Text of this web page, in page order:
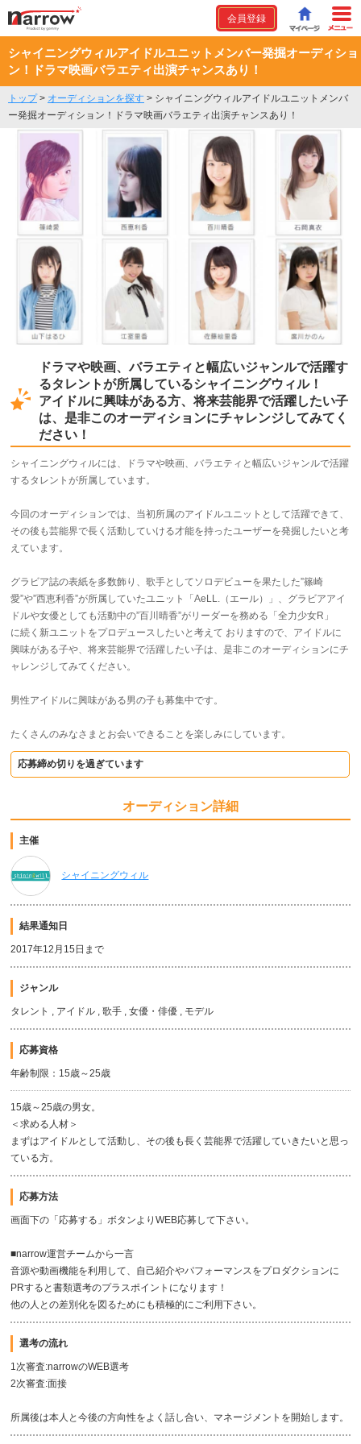
会員登録
シャイニングウィルアイドルユニットメンバー発掘オーディショ
ン！ドラマ映画バラエティ出演チャンスあり！
トップ> オーディションを探す > シャイニングウィルアイドルユニットメンバ
ー発掘オーディション！ドラマ映画バラエティ出演チャンスあり！
ドラマや映画、バラエティと幅広いジャンルで活躍す
るタレントが所属しているシャイニングウィル！
アイドルに興味がある方、将来芸能界で活躍したい子
は、是非このオーディションにチャレンジしてみてく
ださい！
シャイニングウィルには、ドラマや映画、バラエティと幅広いジャンルで活躍
するタレントが所属しています。
今回のオーディションでは、当初所属のアイドルユニットとして活躍できて、
その後も芸能界で長く活動していける才能を持ったユーザーを発掘したいと考
えています。
グラビア誌の表紙を多数飾り、歌手としてソロデビューを果たした”篠崎
愛”や”西恵利香”が所属していたユニット「AeLL.（エール）」、グラビアアイ
ドルや女優としても活動中の”百川晴香”がリーダーを務める「全力少女R」
に続く新ユニットをプロデュースしたいと考えて おりますので、アイドルに
興味がある子や、将来芸能界で活躍したい子は、是非このオーディションにチ
ャレンジしてみてください。
男性アイドルに興味がある男の子も募集中です。
たくさんのみなさまとお会いできることを楽しみにしています。
応募締め切りを過ぎています
オーディション詳細
主催
シャイニングウィル
結果通知日
2017年12月15日まで
ジャンル
タレント , アイドル , 歌手 , 女優・俳優 , モデル
応募資格
年齢制限：15歳～25歳
15歳～25歳の男女。
＜求める人材＞
まずはアイドルとして活動し、その後も長く芸能界で活躍していきたいと思っ
ている方。
応募方法
画面下の「応募する」ボタンよりWEB応募して下さい。
■narrow運営チームから一言
音源や動画機能を利用して、自己紹介やパフォーマンスをプロダクションに
PRすると書類選考のプラスポイントになります！
他の人との差別化を図るためにも積極的にご利用下さい。
選考の流れ
1次審査:narrowのWEB選考
2次審査:面接
所属後は本人と今後の方向性をよく話し合い、マネージメントを開始します。